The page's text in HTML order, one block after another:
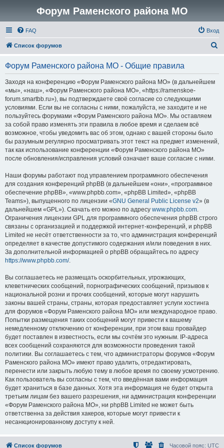
Форум Раменского района МО
FAQ Вход
Список форумов
Форум Раменского района МО - Общие правила
Заходя на конференцию «Форум Раменского района МО» (в дальнейшем
«мы», «наш», «Форум Раменского района МО», «https://ramenskoe-
forum.smartbb.ru»), вы подтверждаете своё согласие со следующими
условиями. Если вы не согласны с ними, пожалуйста, не заходите и не
пользуйтесь форумами «Форум Раменского района МО». Мы оставляем
за собой право изменять эти правила в любое время и сделаем всё
возможное, чтобы уведомить вас об этом, однако с вашей стороны было
бы разумным регулярно просматривать этот текст на предмет изменений,
так как использование конференции «Форум Раменского района МО»
после обновления/исправления условий означает ваше согласие с ними.
Наши форумы работают под управлением программного обеспечения
для создания конференций phpBB (в дальнейшем «они», «программное
обеспечение phpBB», «www.phpbb.com», «phpBB Limited», «phpBB
Teams»), выпущенного по лицензии «GNU General Public License v2» (в
дальнейшем «GPL»). Скачать его можно по адресу www.phpbb.com.
Ограничения лицензии GPL для программного обеспечения phpBB строго
связаны с организацией и поддержкой интернет-конференций, и phpBB
Limited не несёт ответственности за то, что администрация конференций
определяет в качестве допустимого содержания и/или поведения в них.
За дополнительной информацией о phpBB обращайтесь по адресу
https://www.phpbb.com/.
Вы соглашаетесь не размещать оскорбительных, угрожающих,
клеветнических сообщений, порнографических сообщений, призывов к
национальной розни и прочих сообщений, которые могут нарушить
законы вашей страны, страны, которая предоставляет услуги хостинга
для форумов «Форум Раменского района МО» или международное право.
Попытки размещения таких сообщений могут привести к вашему
немедленному отключению от конференции, при этом ваш провайдер
будет поставлен в известность, если мы сочтём это нужным. IP-адреса
всех сообщений сохраняются для возможности проведения такой
политики. Вы соглашаетесь с тем, что администраторы форумов «Форум
Раменского района МО» имеют право удалить, отредактировать,
перенести или закрыть любую тему в любое время по своему усмотрению.
Как пользователь вы согласны с тем, что введённая вами информация
будет храниться в базе данных. Хотя эта информация не будет открыта
третьим лицам без вашего разрешения, ни администрация конференции
«Форум Раменского района МО», ни phpBB Limited не может быть
ответственна за действия хакеров, которые могут привести к
несанкционированному доступу к ней.
Список форумов Часовой пояс: UTC